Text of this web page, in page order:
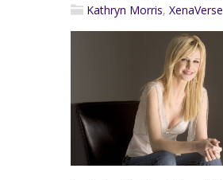
Kathryn Morris, XenaVerse